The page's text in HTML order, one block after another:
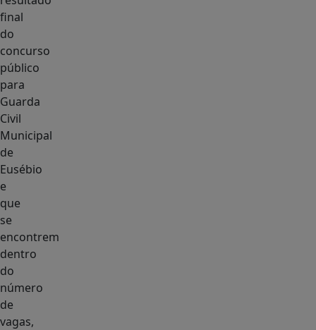
final
do
concurso
público
para
Guarda
Civil
Municipal
de
Eusébio
e
que
se
encontrem
dentro
do
número
de
vagas,